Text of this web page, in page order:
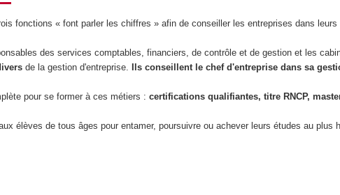
fonctions « font parler les chiffres » afin de conseiller les entreprises dans leurs
des services comptables, financiers, de contrôle et de gestion et les
de la gestion d'entreprise.
Ils conseillent le chef d'entreprise dans sa
pour se former à ces métiers :certifications qualifiantes, titre RNCP,
élèves de tous âges pour entamer, poursuivre ou achever leurs études au plus